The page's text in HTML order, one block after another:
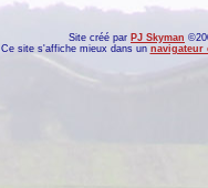
Site créé par PJ Skyman
Ce site s'affiche mieux dans un navigateur